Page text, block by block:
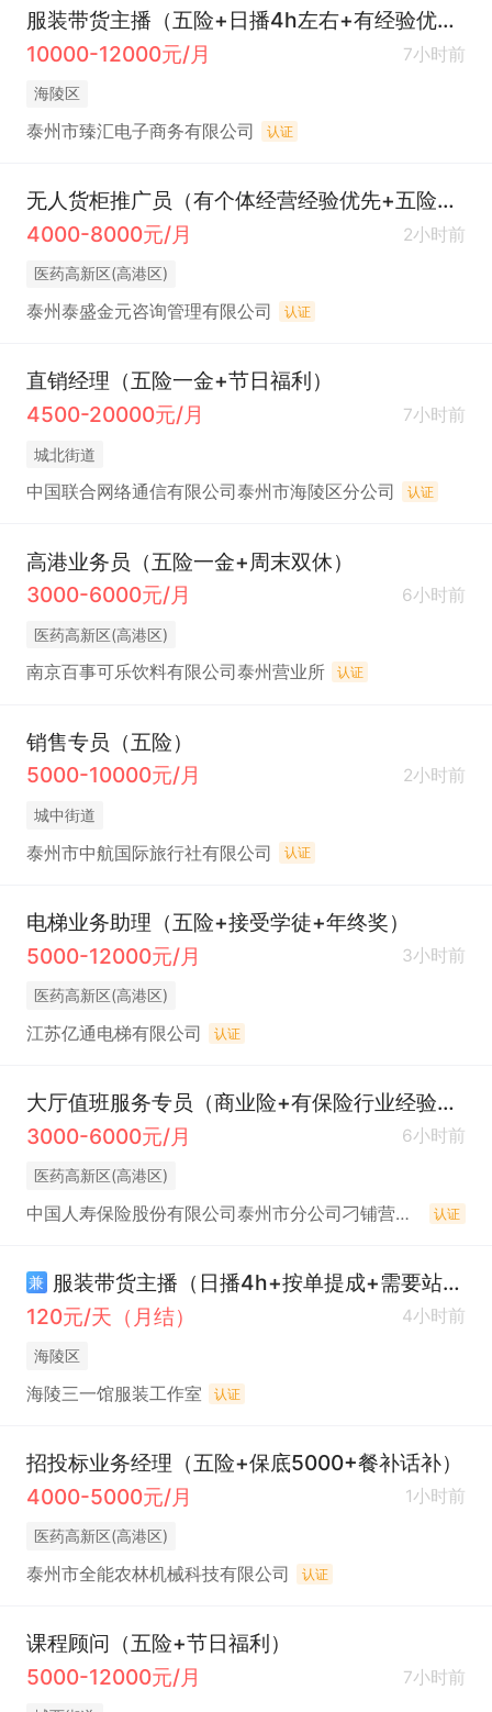
服装带货主播（五险+日播4h左右+有经验优先）
10000-12000元/月
7小时前
海陵区
泰州市臻汇电子商务有限公司 认证
无人货柜推广员（有个体经营经验优先+五险一金双休）
4000-8000元/月
2小时前
医药高新区(高港区)
泰州泰盛金元咨询管理有限公司 认证
直销经理（五险一金+节日福利）
4500-20000元/月
7小时前
城北街道
中国联合网络通信有限公司泰州市海陵区分公司 认证
高港业务员（五险一金+周末双休）
3000-6000元/月
6小时前
医药高新区(高港区)
南京百事可乐饮料有限公司泰州营业所 认证
销售专员（五险）
5000-10000元/月
2小时前
城中街道
泰州市中航国际旅行社有限公司 认证
电梯业务助理（五险+接受学徒+年终奖）
5000-12000元/月
3小时前
医药高新区(高港区)
江苏亿通电梯有限公司 认证
大厅值班服务专员（商业险+有保险行业经验优先）
3000-6000元/月
6小时前
医药高新区(高港区)
中国人寿保险股份有限公司泰州市分公司刁铺营销服务部 认证
兼
服装带货主播（日播4h+按单提成+需要站播+无经验可培训）
120元/天（月结）
4小时前
海陵区
海陵三一馆服装工作室 认证
招投标业务经理（五险+保底5000+餐补话补）
4000-5000元/月
1小时前
医药高新区(高港区)
泰州市全能农林机械科技有限公司 认证
课程顾问（五险+节日福利）
5000-12000元/月
7小时前